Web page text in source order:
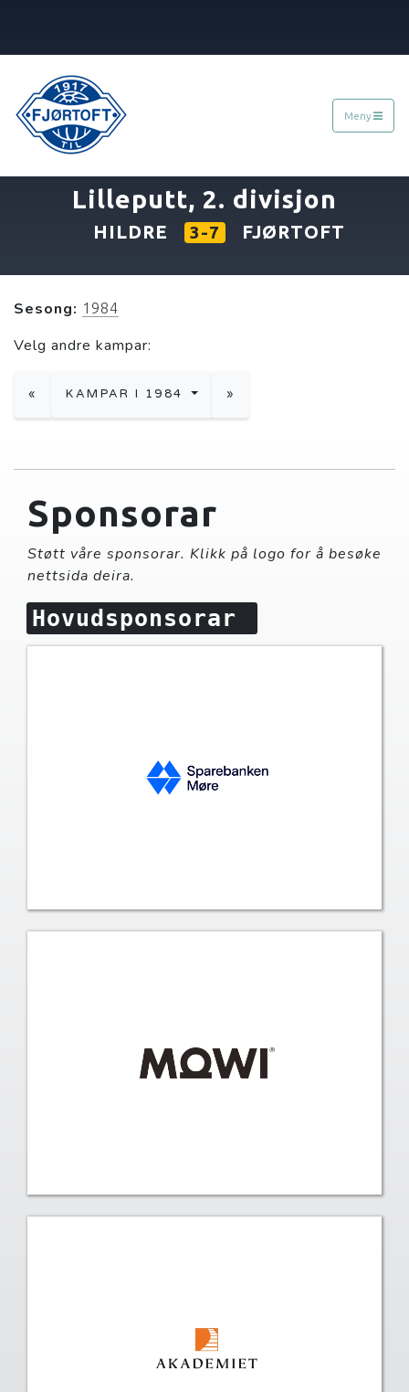
Meny
Lilleputt, 2. divisjon
HILDRE 3-7 FJØRTOFT
Sesong: 1984
Velg andre kampar:
« KAMPAR I 1984 »
Sponsorar
Støtt våre sponsorar. Klikk på logo for å besøke
nettsida deira.
Hovudsponsorar